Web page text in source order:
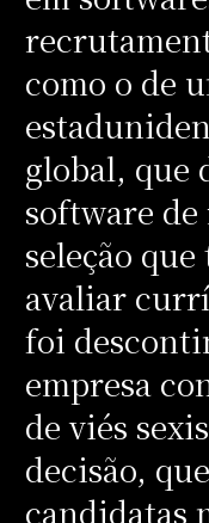
como o de
global, que
software
seleção
avaliar
foi
empresa
de viés
decisão,
candidatas